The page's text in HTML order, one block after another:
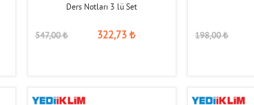
Ders Notları 3 lü Set
547,00₺ 322,73₺ 198,00₺